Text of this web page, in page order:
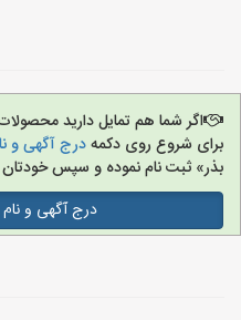
اگر شما هم تمایل دارید
برای شروع روی دکمهدرج آگهی و
بذر» ثبت نام نموده و سپس خودتان
درج آگهی و